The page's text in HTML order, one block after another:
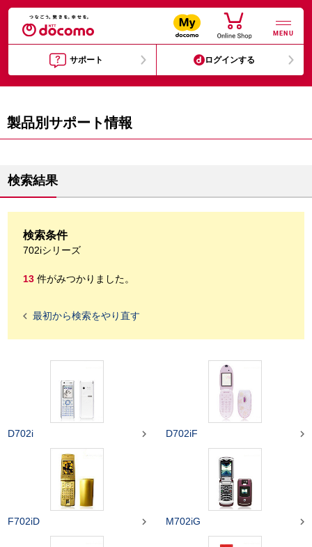
MENU
サポート ログインする
製品別サポート情報
検索結果
検索条件
702iシリーズ
13 件がみつかりました。
最初から検索をやり直す

D702i  D702iF 
F702iD  M702iG 